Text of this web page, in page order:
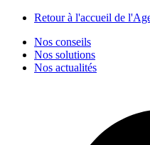
Retour à l'accueil de
Nos conseils
Nos solutions
Nos actualités